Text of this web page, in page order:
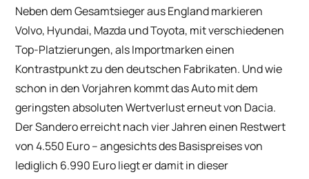
Neben dem Gesamtsieger aus England markieren
Volvo, Hyundai, Mazda und Toyota, mit verschiedenen
Top-Platzierungen, als Importmarken einen
Kontrastpunkt zu den deutschen Fabrikaten. Und wie
schon in den Vorjahren kommt das Auto mit dem
geringsten absoluten Wertverlust erneut von Dacia.
Der Sandero erreicht nach vier Jahren einen Restwert
von 4.550 Euro – angesichts des Basispreises von
lediglich 6.990 Euro liegt er damit in dieser